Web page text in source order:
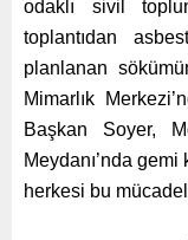
odaklı sivil
toplantıdan
planlanan
Mimarlık
Başkan Soyer,
Meydanı’nda gemi
herkesi bu